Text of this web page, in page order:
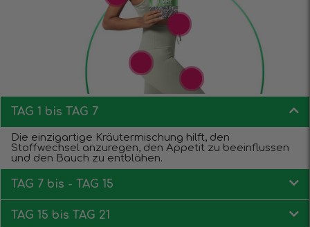
TAG 1 bis TAG 7
Die einzigartige Kräutermischung hilft, den
Stoffwechsel anzuregen, den Appetit zu beeinflussen
und den Bauch zu entblähen.
TAG 7 bis - TAG 15
TAG 15 bis TAG 21